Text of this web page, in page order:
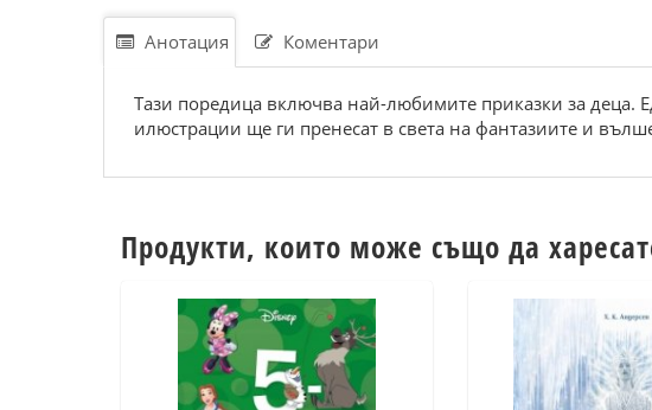
Анотация Коментари
Тази поредица включва най-любимите приказки за деца.
илюстрации ще ги пренесат в света на фантазиите и
Продукти, които може също да